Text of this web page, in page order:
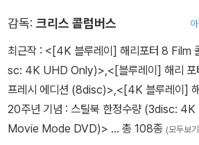
내가 만든 해리포터 영화! 직접 편집에 도전
록!
DISC 3 (Bonus Disc 디지팩에만 수록)
-해리포터와 불사조 기사단 : 반란의 시작
(23분 11초)
일로 풀어낸 이 영화는 주연을 맡았던 미란
의 여배우 대열에 올려놓으며 호평을 받았다. 이후 마이크 뉴웰은
소니 홉킨스 주연의 <좋은 아버지>, 반핵운
트 보이스>, 고대 켈트족의 신화와 집시의
씨>, 미란다 리차드슨과 다시 호흡을 맞추
만들어 작품성과 연출력이 탄탄한 작품들을
감독: 크리스 콜럼버스
최근작 : <[4K 블루레이] 해리포터 8 Film
sc: 4K UHD Only)>,<[블루레이] 해리
프레시 에디션 (8disc)>,<[4K 블루레이]
20주년 기념 : 스틸북 한정수량 (3disc:
Movie Mode DVD)> … 총 108종 (모두보